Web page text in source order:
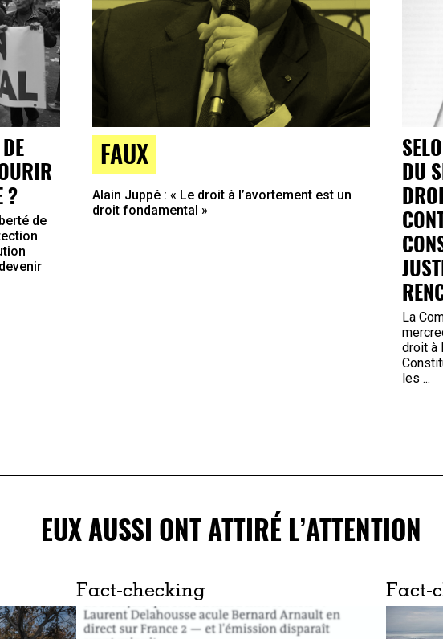
?
de
FAUX
Alain Juppé : « Le droit à l’avortement est un
droit fondamental »
DU
La
droit à
les ...
EUX AUSSI ONT ATTIRÉ L’ATTENTION
Fact-checking Fact-